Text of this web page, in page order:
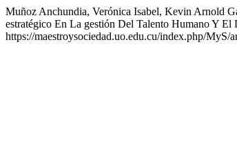
Muñoz Anchundia, Verónica Isabel, Kevin Arnold
estratégico En La gestión Del Talento Humano Y El
https://maestroysociedad.uo.edu.cu/index.php/MyS/